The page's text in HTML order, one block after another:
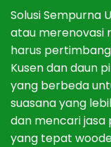
SolusiSempurna
atau merenovasi
harus pertimbang
Kusendandaun
yang berbedaunt
suasanayang
dan mencarijasa
yang tepat